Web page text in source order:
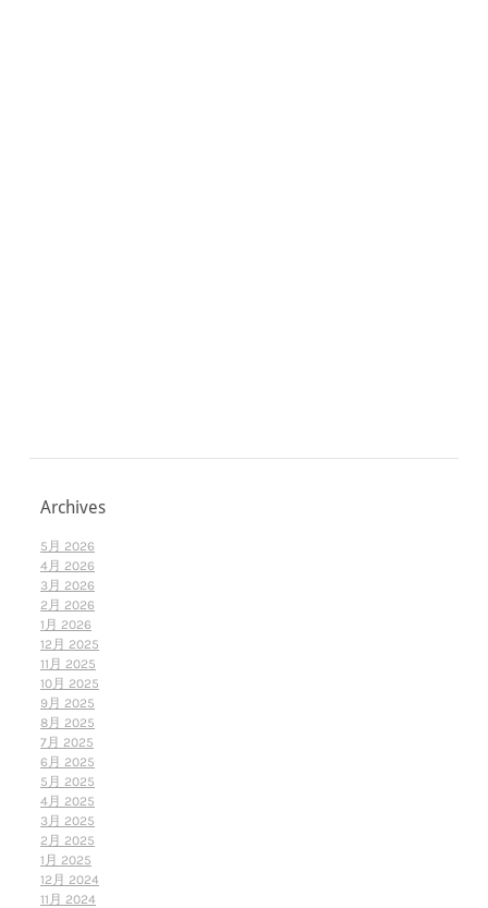
Archives
5月 2026
4月 2026
3月 2026
2月 2026
1月 2026
12月 2025
11月 2025
10月 2025
9月 2025
8月 2025
7月 2025
6月 2025
5月 2025
4月 2025
3月 2025
2月 2025
1月 2025
12月 2024
11月 2024